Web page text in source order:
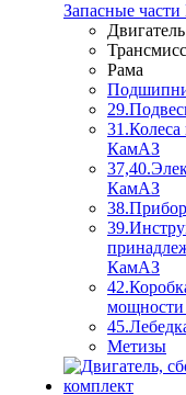
Запасные
Двигатель
Рама
КамАЗ
КамАЗ
КамАЗ
Метизы